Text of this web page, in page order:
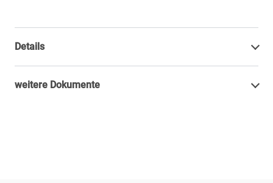
Details
weitere Dokumente